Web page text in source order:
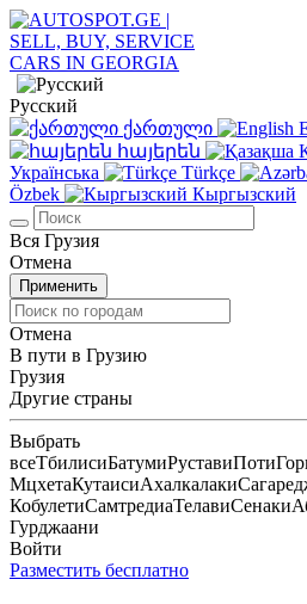
Русский
ქართული
հայերեն
Українська
Türkçe
Özbek
Кыргызский
Вся Грузия
Отмена
Применить
Отмена
В пути в Грузию
Грузия
Другие страны
Выбрать
всеТбилисиБатумиРуставиПоти
МцхетаКутаисиАхалкалаки
КобулетиСамтредиаТелавиСенаки
Гурджаани
Войти
Разместить бесплатно